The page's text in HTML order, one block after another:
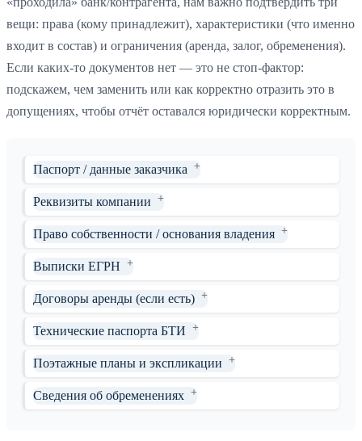
вещи: права (кому принадлежит), характеристики (что именно
входит в состав) и ограничения (аренда, залог, обременения).
Если каких-то документов нет — это не стоп-фактор:
подскажем, чем заменить или как корректно отразить это в
допущениях, чтобы отчёт оставался юридически корректным.
Паспорт / данные заказчика
Реквизиты компании
Право собственности / основания владения
Выписки ЕГРН
Договоры аренды (если есть)
Технические паспорта БТИ
Поэтажные планы и экспликации
Сведения об обременениях